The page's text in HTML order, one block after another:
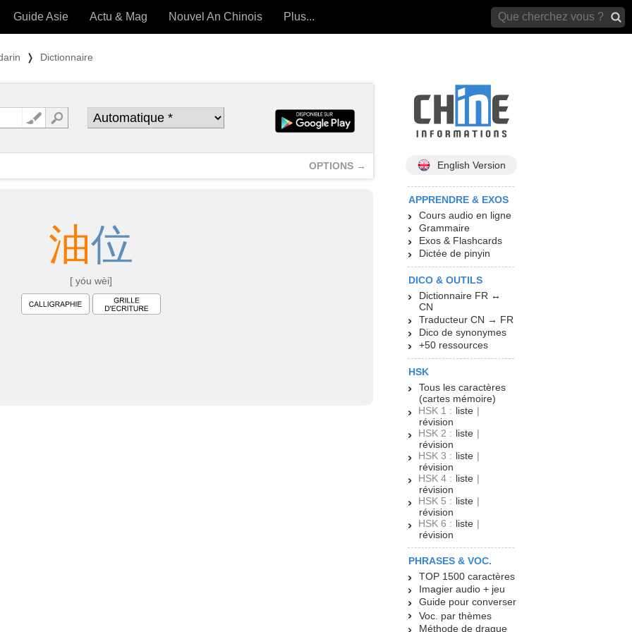
OUTILS) »
Guide Asie Actu & Mag Nouvel An Chinois Plus...
❭ Dictionnaire
OPTIONS →
油位
[ yóu wèi]
English Version
APPRENDRE & EXOS
Cours audio en ligne
Grammaire
Exos & Flashcards
Dictée de pinyin
DICO & OUTILS
Dictionnaire FR ↔
CN
Traducteur CN → FR
Dico de synonymes
+50 ressources
HSK
Tous les caractères
(cartes mémoire)
HSK 1 : liste |
révision
HSK 2 : liste |
révision
HSK 3 : liste |
révision
HSK 4 : liste |
révision
HSK 5 : liste |
révision
HSK 6 : liste |
révision
PHRASES & VOC.
TOP 1500 caractères
Imagier audio + jeu
Guide pour converser
Voc. par thèmes
Méthode de drague